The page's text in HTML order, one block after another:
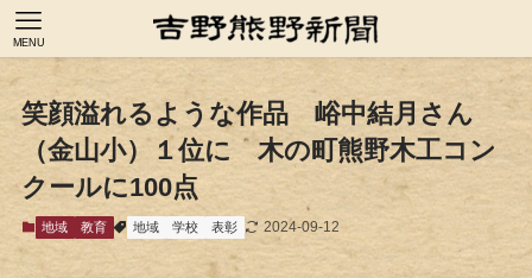
MENU
笑顔溢れるような作品 峪中結月さん
（金山小）１位に 木の町熊野木工コン
クールに100点
地域 教育 地域 学校 表彰 2024-09-12